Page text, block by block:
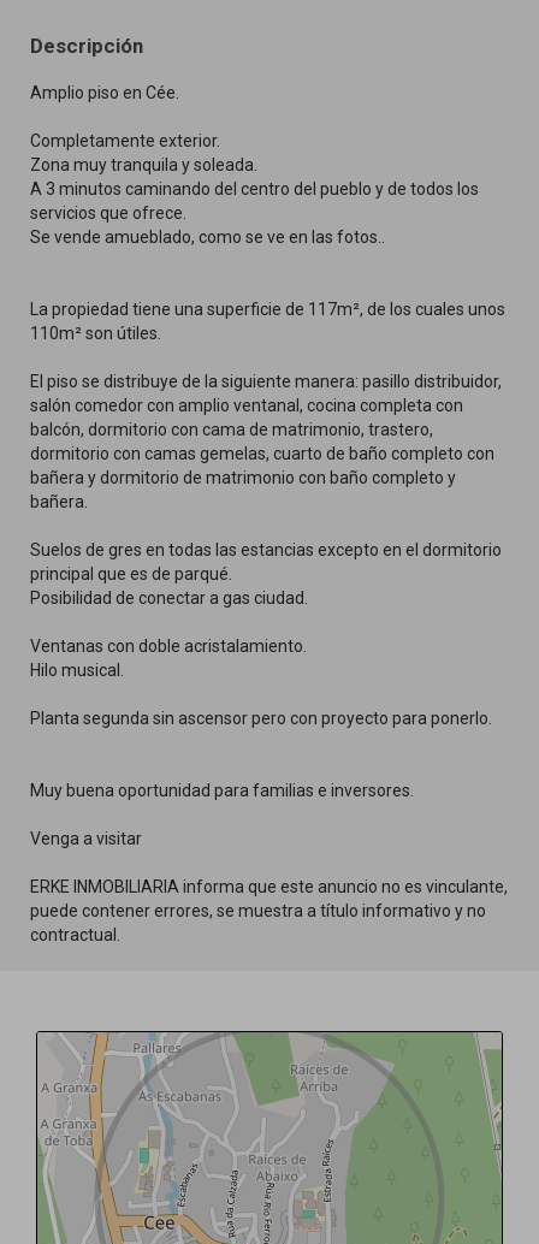
Descripción
Amplio piso en Cée.
Completamente exterior.
Zona muy tranquila y soleada.
A 3 minutos caminando del centro del pueblo y de todos los
servicios que ofrece.
Se vende amueblado, como se ve en las fotos..
La propiedad tiene una superficie de 117m², de los cuales unos
110m² son útiles.
El piso se distribuye de la siguiente manera: pasillo distribuidor,
salón comedor con amplio ventanal, cocina completa con
balcón, dormitorio con cama de matrimonio, trastero,
dormitorio con camas gemelas, cuarto de baño completo con
bañera y dormitorio de matrimonio con baño completo y
bañera.
Suelos de gres en todas las estancias excepto en el dormitorio
principal que es de parqué.
Posibilidad de conectar a gas ciudad.
Ventanas con doble acristalamiento.
Hilo musical.
Planta segunda sin ascensor pero con proyecto para ponerlo.
Muy buena oportunidad para familias e inversores.
Venga a visitar
ERKE INMOBILIARIA informa que este anuncio no es vinculante,
puede contener errores, se muestra a título informativo y no
contractual.